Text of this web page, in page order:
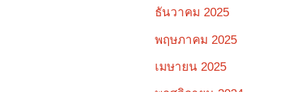
ธันวาคม 2025
พฤษภาคม 2025
เมษายน 2025